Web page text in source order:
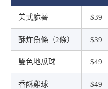
美式脆薯 $39
酥炸魚條（2條） $39
雙色地瓜球 $49
香酥雞球 $49